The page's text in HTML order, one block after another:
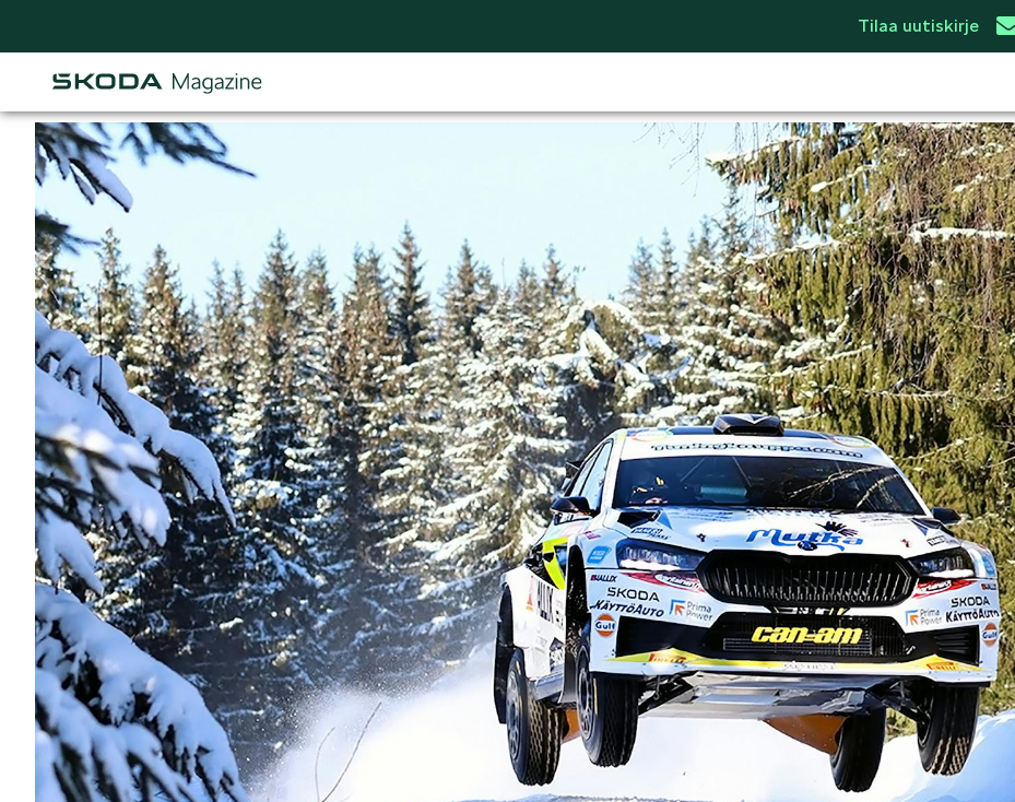
Tilaa uutiskirje
Osastot
AJANKOHTAISTA & UUTTA LIFESTYLE ŠKODA SPONSOROI
SÄHKÖAUTOILU KOEAJOSSA KAASUAUTOT
MEIDÄN ŠKODAMME ŠKODA PALVELEE VASTUULLISUUS